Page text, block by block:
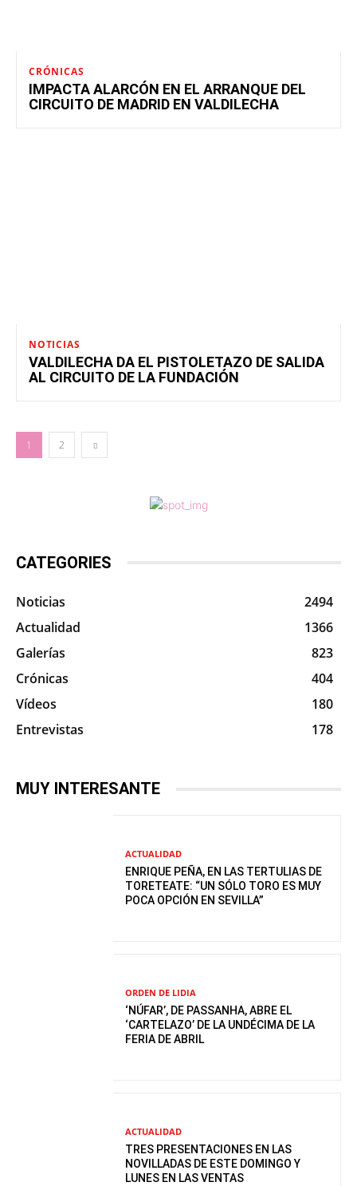
CRÓNICAS
IMPACTA ALARCÓN EN EL ARRANQUE DEL
CIRCUITO DE MADRID EN VALDILECHA
NOTICIAS
VALDILECHA DA EL PISTOLETAZO DE SALIDA
AL CIRCUITO DE LA FUNDACIÓN
1 2
CATEGORIES
Noticias
2494
Actualidad
1366
Galerías
823
Crónicas
404
Vídeos
180
Entrevistas
178
MUY INTERESANTE
ACTUALIDAD
ENRIQUE PEÑA, EN LAS TERTULIAS DE
TORETEATE: “UN SÓLO TORO ES MUY
POCA OPCIÓN EN SEVILLA”
ORDEN DE LIDIA
‘NÚFAR’, DE PASSANHA, ABRE EL
‘CARTELAZO’ DE LA UNDÉCIMA DE LA
FERIA DE ABRIL
ACTUALIDAD
TRES PRESENTACIONES EN LAS
NOVILLADAS DE ESTE DOMINGO Y
LUNES EN LAS VENTAS